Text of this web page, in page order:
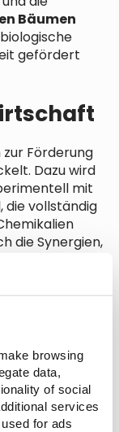
browsing
data,
of social
services
for ads
Bäumen
gefördert
Förderung
Dazu wird
mit
vollständig
die Synergien,
vor allem
Kompost
Substanzen
im Falle
wird, die
Weise